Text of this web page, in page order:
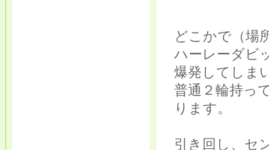
どこかで（場
ハーレーダビ
爆発してしま
普通２輪持っ
ります。
引き回し、セ